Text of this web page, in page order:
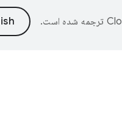
ترجمه شده است.